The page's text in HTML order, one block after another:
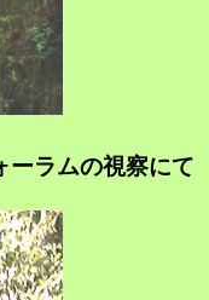
ラムの視察にて